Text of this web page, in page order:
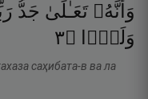
وَأَنَّهُۥ تَعَـٰلَىٰ جَدُّ
وَلَدًۭا
۝٣
саҳибата-в ва ла